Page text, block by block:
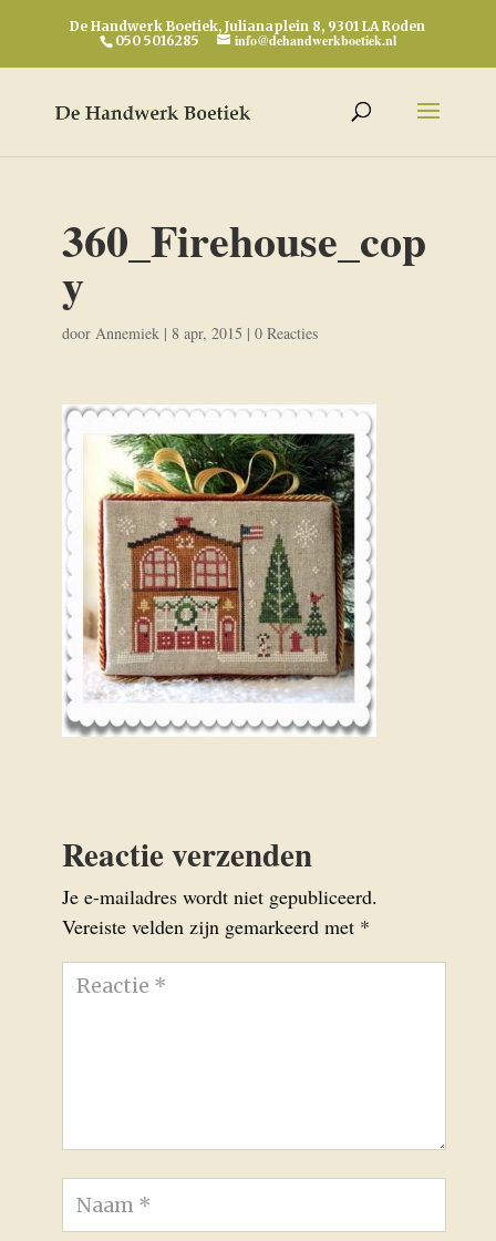
De Handwerk Boetiek, Julianaplein 8, 9301 LA Roden
050 5016285
info@dehandwerkboetiek.nl
360_Firehouse_cop
y
door Annemiek| 8 apr, 2015 | 0 Reacties
Reactie verzenden
Je e-mailadres wordt niet gepubliceerd.
Vereiste velden zijn gemarkeerd met *